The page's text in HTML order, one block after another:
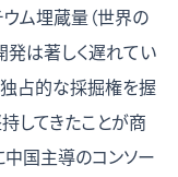
ム埋蔵量（世界の
発は著しく遅れてい
独占的な採掘権を握
してきたことが商
国主導のコンソー